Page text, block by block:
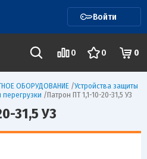
Войти
0 0 0
ОБОРУДОВАНИЕ /Устройства защиты
перегрузки /Патрон ПТ 1,1-10-20-31,5 У3
31,5 У3